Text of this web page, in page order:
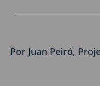
Por Juan Peiró,